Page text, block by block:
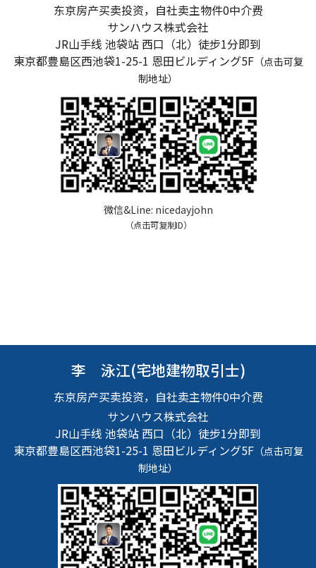
东京房产买卖投资，自社卖主物件0中介费
サンハウス株式会社
JR山手线 池袋站 西口（北）徒步1分即到
東京都豊島区西池袋1-25-1 恩田ビルディング5F（点击可复
制地址）
微信&Line: nicedayjohn
（点击可复制ID）
李 泳江(宅地建物取引士)
东京房产买卖投资，自社卖主物件0中介费
サンハウス株式会社
JR山手线 池袋站 西口（北）徒步1分即到
東京都豊島区西池袋1-25-1 恩田ビルディング5F（点击可复
制地址）